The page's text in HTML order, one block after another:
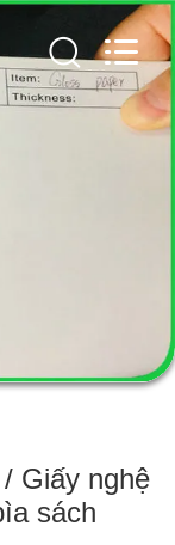
Giấy nghệ
sách